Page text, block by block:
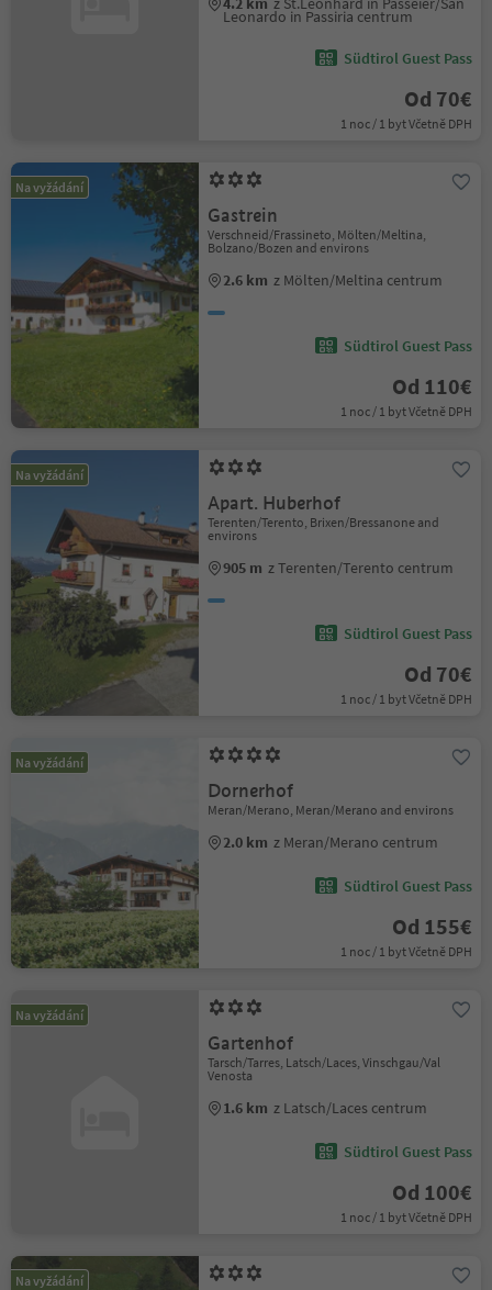
Leonardo in Passiria centrum
Südtirol Guest Pass
Od 70€
1 noc / 1 byt Včetně DPH
Na vyžádání
Gastrein
Verschneid/Frassineto, Mölten/Meltina,
Bolzano/Bozen and environs
2.6 km z Mölten/Meltina centrum
Südtirol Guest Pass
Od 110€
1 noc / 1 byt Včetně DPH
Na vyžádání
Apart. Huberhof
Terenten/Terento, Brixen/Bressanone and
environs
905 m z Terenten/Terento centrum
Südtirol Guest Pass
Od 70€
1 noc / 1 byt Včetně DPH
Na vyžádání
Dornerhof
Meran/Merano, Meran/Merano and environs
2.0 km z Meran/Merano centrum
Südtirol Guest Pass
Od 155€
1 noc / 1 byt Včetně DPH
Na vyžádání
Gartenhof
Tarsch/Tarres, Latsch/Laces, Vinschgau/Val
Venosta
1.6 km z Latsch/Laces centrum
Südtirol Guest Pass
Od 100€
1 noc / 1 byt Včetně DPH
Na vyžádání